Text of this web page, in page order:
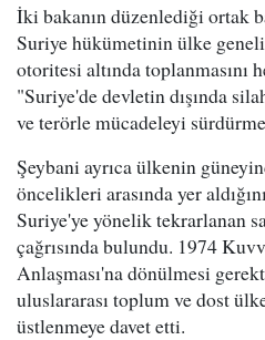
İki bakanın düzenlediği ortak
Suriye hükümetinin ülke
otoritesi altında toplanmasını
"Suriye'de devletin dışında
ve terörle mücadeleyi
Şeybani ayrıca ülkenin
öncelikleri arasında yer
Suriye'ye yönelik tekrarlanan
çağrısında bulundu. 1974
Anlaşması'na dönülmesi
uluslararası toplum ve dost
üstlenmeye davet etti.